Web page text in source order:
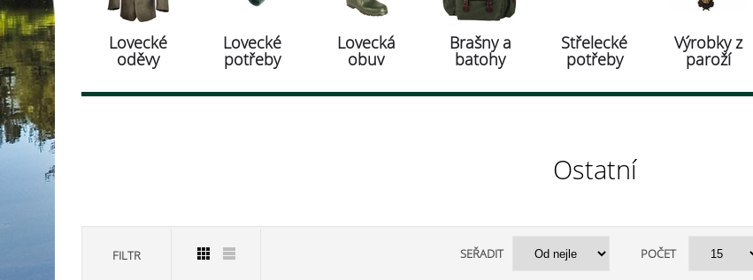
Lovecké
oděvy
Lovecké
potřeby
Lovecká
obuv
Brašny a
batohy
Střelecké
potřeby
Výrobky z
paroží
Ostatní
FILTR SEŘADIT POČET